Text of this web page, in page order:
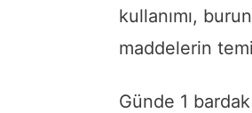
kullanımı,
maddelerin
Günde 1 bardak